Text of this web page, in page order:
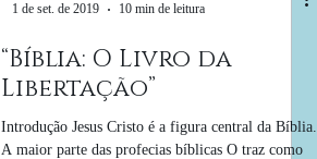
1 de set. de 2019
10 min de leitura
“Bíblia: O Livro da
Libertação”
Introdução Jesus Cristo é a figura central da Bíblia.
A maior parte das profecias bíblicas O traz como